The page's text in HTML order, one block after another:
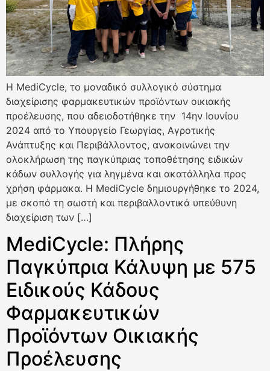
Η MediCycle, το μοναδικό συλλογικό σύστημα
διαχείρισης φαρμακευτικών προϊόντων οικιακής
προέλευσης, που αδειοδοτήθηκε την 14ην Ιουνίου
2024 από το Υπουργείο Γεωργίας, Αγροτικής
Ανάπτυξης και Περιβάλλοντος, ανακοινώνει την
ολοκλήρωση της παγκύπριας τοποθέτησης ειδικών
κάδων συλλογής για ληγμένα και ακατάλληλα προς
χρήση φάρμακα. Η MediCycle δημιουργήθηκε το 2024,
με σκοπό τη σωστή και περιβαλλοντικά υπεύθυνη
διαχείριση των […]
MediCycle: Πλήρης
Παγκύπρια Κάλυψη με 575
Ειδικούς Κάδους
Φαρμακευτικών
Προϊόντων Οικιακής
Προέλευσης